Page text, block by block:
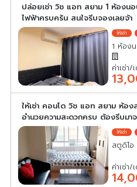
ปล่อยเช่า วิช แอท สยาม 1 ห้องนอ
ไฟฟ้าครบครัน สนใจรีบจองเลยจ้า
1 ห้อง
ค่าเช่า/
ให้เช่า คอนโด วิช แอท สยาม ห้อ
อำนวยความสะดวกครบ ต้องรีบมา
สตูดิโอ
ค่าเช่า/